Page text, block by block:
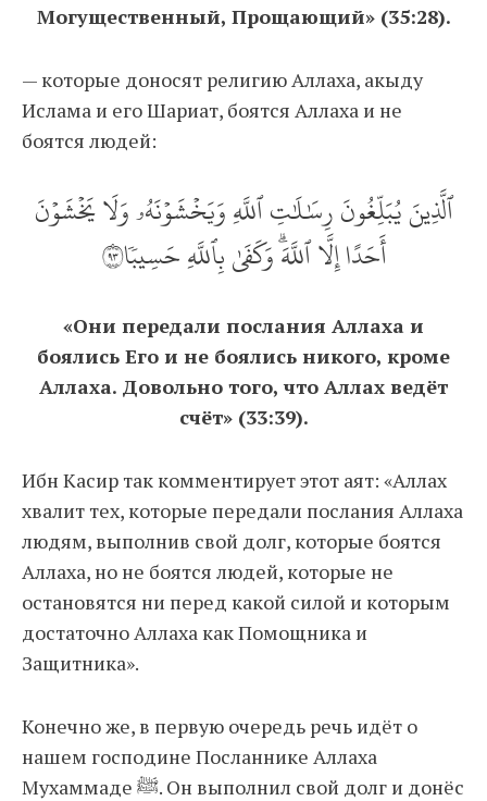
Могущественный, Прощающий» (35:28).
— которые доносят религию Аллаха, акыду
Ислама и его Шариат, боятся Аллаха и не
боятся людей:
ٱلَّذِينَ يُبَلِّغُونَ رِسَٰلَٰتِ ٱللَّهِ وَيَخۡشَوۡنَهُۥ وَلَا يَخۡشَوۡنَ
أَحَدًا إِلَّا ٱللَّهَۗ وَكَفَىٰ بِٱللَّهِ حَسِيبٗا٣٩
«Они передали послания Аллаха и
боялись Его и не боялись никого, кроме
Аллаха. Довольно того, что Аллах ведёт
счёт» (33:39).
Ибн Касир так комментирует этот аят: «Аллах
хвалит тех, которые передали послания Аллаха
людям, выполнив свой долг, которые боятся
Аллаха, но не боятся людей, которые не
остановятся ни перед какой силой и которым
достаточно Аллаха как Помощника и
Защитника».
Конечно же, в первую очередь речь идёт о
нашем господине Посланнике Аллаха
Мухаммаде ﷺ. Он выполнил свой долг и донёс